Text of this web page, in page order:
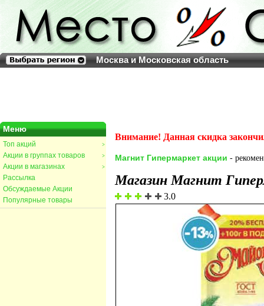
Москва и Московская область
Меню
>
Топ акций
>
Акции в группах товаров
>
Акции в магазинах
Рассылка
Обсуждаемые Акции
Популярные товары
Внимание! Данная скидка
Магнит Гипермаркет акции -
Магазин Магнит
3.0